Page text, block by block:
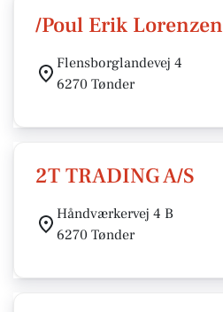
/Poul Erik Lorenzen
Flensborglandevej 4
6270 Tønder
2T TRADING A/S
Håndværkervej 4 B
6270 Tønder